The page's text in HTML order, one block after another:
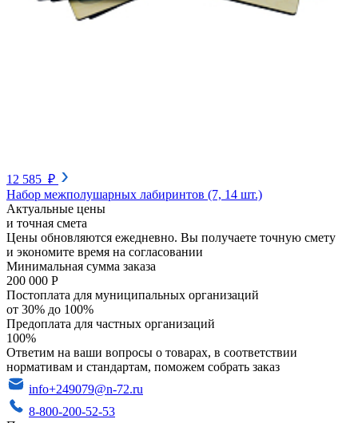
12 585 ₽
Набор межполушарных лабиринтов (7, 14 шт.)
Актуальные цены
и точная смета
Цены обновляются ежедневно. Вы получаете точную смету
и экономите время на согласовании
Минимальная сумма заказа
200 000 Р
Постоплата для муниципальных организаций
от 30% до 100%
Предоплата для частных организаций
100%
Ответим на ваши вопросы о товарах, в соответствии
нормативам и стандартам, поможем собрать заказ
info+249079@n-72.ru
8-800-200-52-53